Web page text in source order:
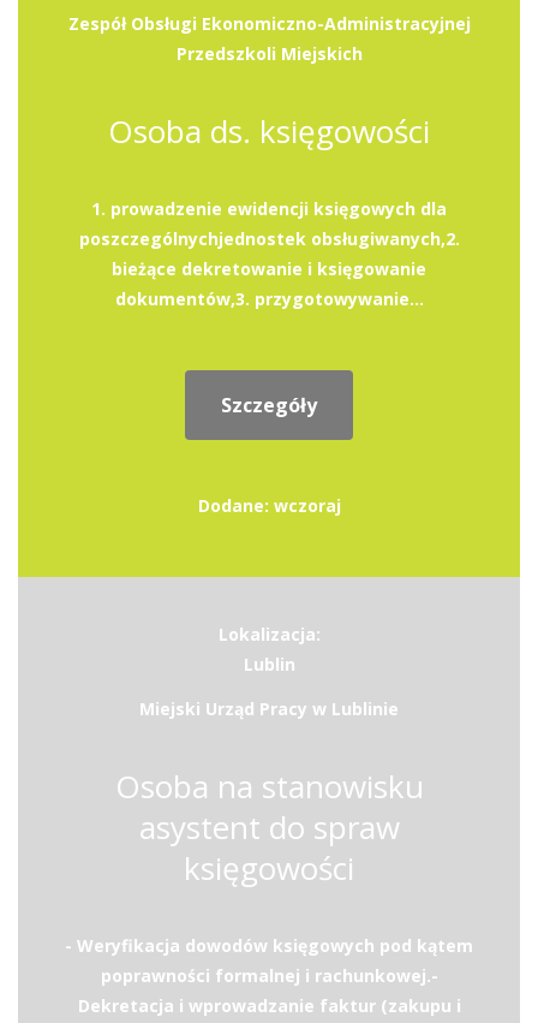
Zespół Obsługi Ekonomiczno-Administracyjnej
Przedszkoli Miejskich
Osoba ds. księgowości
1. prowadzenie ewidencji księgowych dla
poszczególnychjednostek obsługiwanych,2.
bieżące dekretowanie i księgowanie
dokumentów,3. przygotowywanie...
Szczegóły
Dodane: wczoraj
Lokalizacja:
Lublin
Miejski Urząd Pracy w Lublinie
Osoba na stanowisku
asystent do spraw
księgowości
- Weryfikacja dowodów księgowych pod kątem
poprawności formalnej i rachunkowej.-
Dekretacja i wprowadzanie faktur (zakupu i